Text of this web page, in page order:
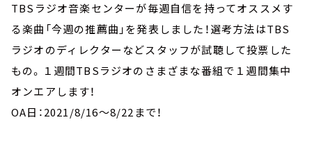
TBS Podcast
お知らせ
イベント・グッズ
YouTube
会社情報
TBSラジオ音楽センターが毎週自信を持ってオススメす
る楽曲「今週の推薦曲」を発表しました！選考方法はTBS
ラジオのディレクターなどスタッフが試聴して投票した
もの。１週間TBSラジオのさまざまな番組で１週間集中
オンエアします！
OA日：2021/8/16～8/22まで！​